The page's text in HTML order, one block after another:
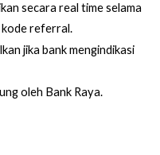
secara real time selama
kode referral.
jika bank mengindikasi
oleh Bank Raya.